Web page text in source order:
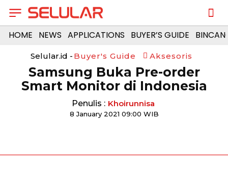
HOME NEWS APPLICATIONS BUYER’S GUIDE
Selular.id - Buyer's Guide Aksesoris
Samsung Buka Pre-order
Smart Monitor di Indonesia
Penulis : Khoirunnisa
8 January 2021 09:00 WIB